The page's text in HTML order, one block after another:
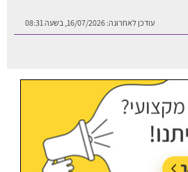
עודכן לאחרונה: 16/07/2026, בשעה 08:31